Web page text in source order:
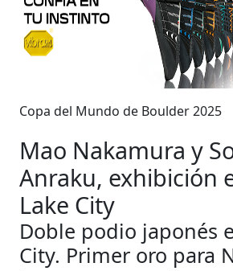
Copa del Mundo de Boulder 2025
Mao Nakamura y
Anraku, exhibición
Lake City
Doble podio japonés
City. Primer oro para